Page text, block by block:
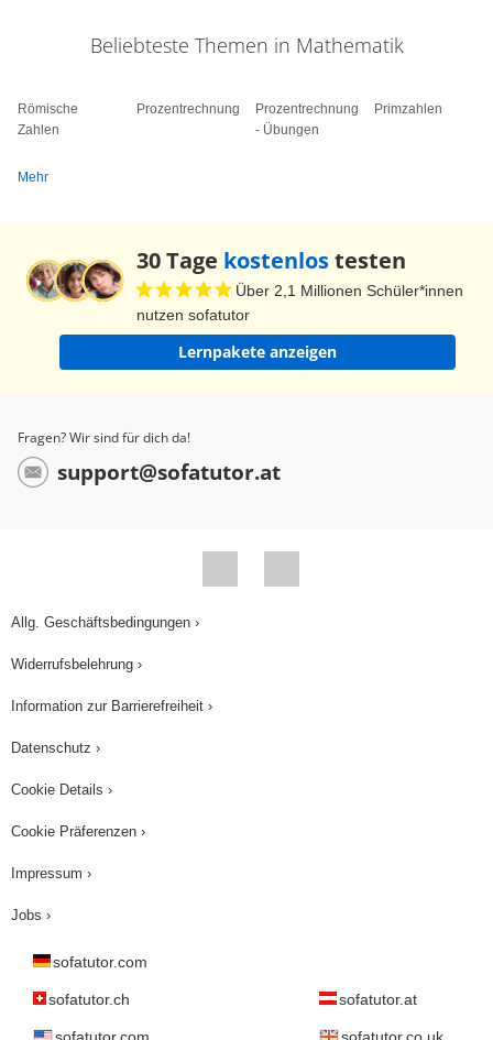
Beliebteste Themen in Mathematik
Römische
Zahlen
Prozentrechnung
Prozentrechnung
- Übungen
Primzahlen
Mehr
30 Tage kostenlostesten
Über 2,1 Millionen Schüler*innen
nutzen sofatutor
Lernpakete anzeigen
Fragen? Wir sind für dich da!
support@sofatutor.at
Allg. Geschäftsbedingungen ›
Widerrufsbelehrung ›
Information zur Barrierefreiheit ›
Datenschutz ›
Cookie Details ›
Cookie Präferenzen ›
Impressum ›
Jobs ›
sofatutor.com
sofatutor.ch sofatutor.at